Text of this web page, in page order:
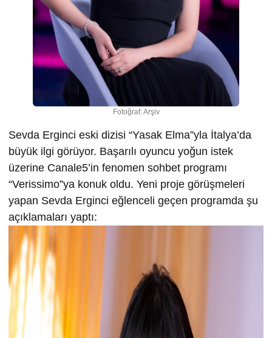
Fotoğraf: Arşiv
Sevda Erginci eski dizisi “Yasak Elma”yla İtalya’da
büyük ilgi görüyor. Başarılı oyuncu yoğun istek
üzerine Canale5’in fenomen sohbet programı
“Verissimo”ya konuk oldu. Yeni proje görüşmeleri
yapan Sevda Erginci eğlenceli geçen programda şu
açıklamaları yaptı: